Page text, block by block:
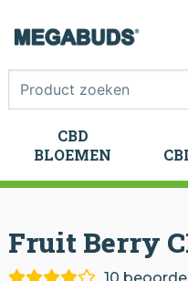
CBD
BLOEMEN
CBD
BLOEMEN
Fruit Berry